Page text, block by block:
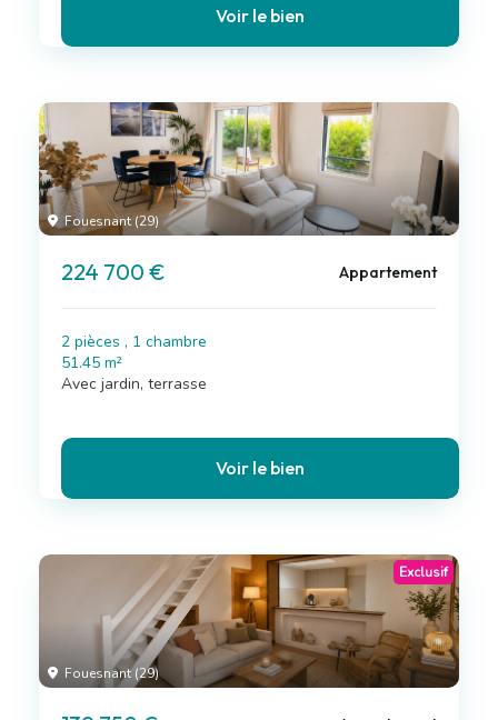
Voir le bien
Fouesnant (29)
224 700 € Appartement
2 pièces , 1 chambre
51.45 m²
Avec jardin, terrasse
Voir le bien
Fouesnant (29)
Exclusif